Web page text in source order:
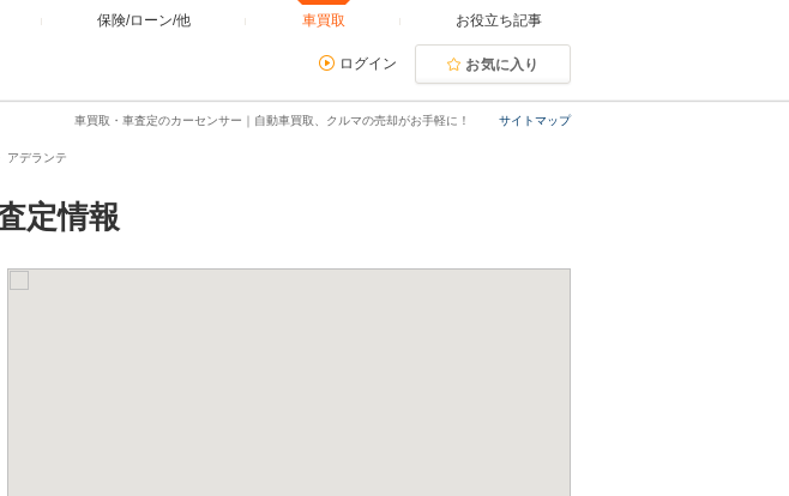
保険/ローン/他 車買取 お役立ち記事
ログイン お気に入り
サイトマップ
車買取・車査定のカーセンサー｜自動車買取、クルマの売却がお手軽に！
アデランテ
定情報